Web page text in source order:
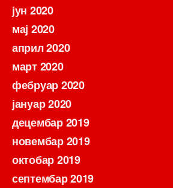
јун 2020
мај 2020
април 2020
март 2020
фебруар 2020
јануар 2020
децембар 2019
новембар 2019
октобар 2019
септембар 2019